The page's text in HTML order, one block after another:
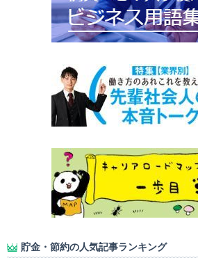
貯金・節約の人気記事ランキング